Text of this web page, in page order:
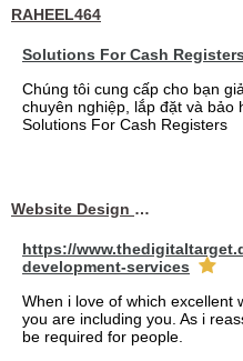
RAHEEL464
Solutions For Cash Registers
Chúng tôi cung cấp cho bạn
chuyên nghiệp, lắp đặt và bảo
Solutions For Cash Registers
Website Design Services berin
https://
development-services
When i love of which excellent
you are including you. As i
be required for people.